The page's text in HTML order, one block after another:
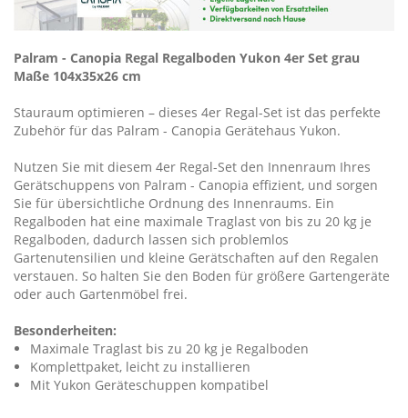
Palram - Canopia Regal Regalboden Yukon 4er Set grau
Maße 104x35x26 cm
Stauraum optimieren – dieses 4er Regal-Set ist das perfekte
Zubehör für das Palram - Canopia Gerätehaus Yukon.
Nutzen Sie mit diesem 4er Regal-Set den Innenraum Ihres
Gerätschuppens von Palram - Canopia effizient, und sorgen
Sie für übersichtliche Ordnung des Innenraums. Ein
Regalboden hat eine maximale Traglast von bis zu 20 kg je
Regalboden, dadurch lassen sich problemlos
Gartenutensilien und kleine Gerätschaften auf den Regalen
verstauen. So halten Sie den Boden für größere Gartengeräte
oder auch Gartenmöbel frei.
Besonderheiten:
Maximale Traglast bis zu 20 kg je Regalboden
Komplettpaket, leicht zu installieren
Mit Yukon Geräteschuppen kompatibel